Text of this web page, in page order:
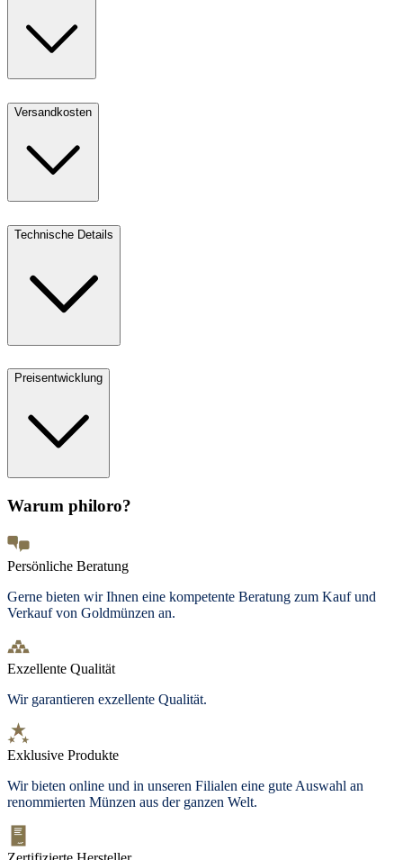
Versandkosten
Technische Details
Preisentwicklung
Warum philoro?
Persönliche Beratung
Gerne bieten wir Ihnen eine kompetente Beratung zum Kauf und
Verkauf von Goldmünzen an.
Exzellente Qualität
Wir garantieren exzellente Qualität.
Exklusive Produkte
Wir bieten online und in unseren Filialen eine gute Auswahl an
renommierten Münzen aus der ganzen Welt.